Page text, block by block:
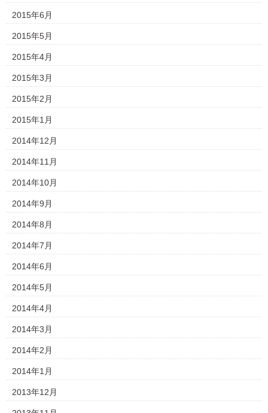
2015年6月
2015年5月
2015年4月
2015年3月
2015年2月
2015年1月
2014年12月
2014年11月
2014年10月
2014年9月
2014年8月
2014年7月
2014年6月
2014年5月
2014年4月
2014年3月
2014年2月
2014年1月
2013年12月